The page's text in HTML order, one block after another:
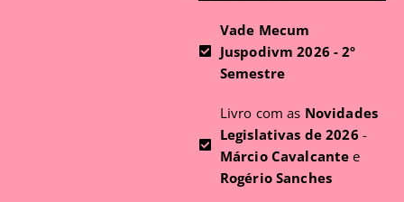
Vade Mecum
Juspodivm 2026 - 2º
Semestre
Livro com as Novidades
Legislativas de 2026 -
Márcio Cavalcante e
Rogério Sanches